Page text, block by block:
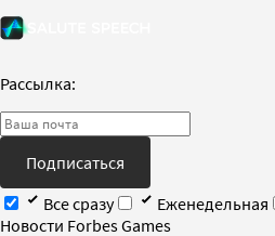
Рассылка:
Подписаться
Все сразу
Еженедельная
Новости Forbes Games